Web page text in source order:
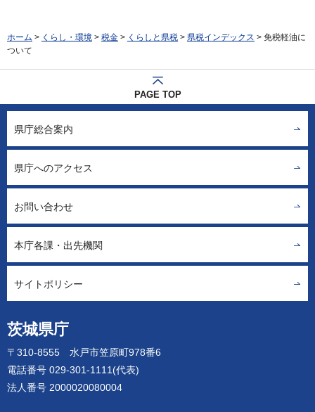
ホーム > くらし・環境 > 税金 > くらしと県税 > 県税インデックス > 免税軽油に
ついて
PAGE TOP
茨城県庁
〒310-8555 水戸市笠原町978番6
電話番号 029-301-1111(代表)
法人番号 2000020080004
県庁総合案内
県庁へのアクセス
お問い合わせ
本庁各課・出先機関
サイトポリシー